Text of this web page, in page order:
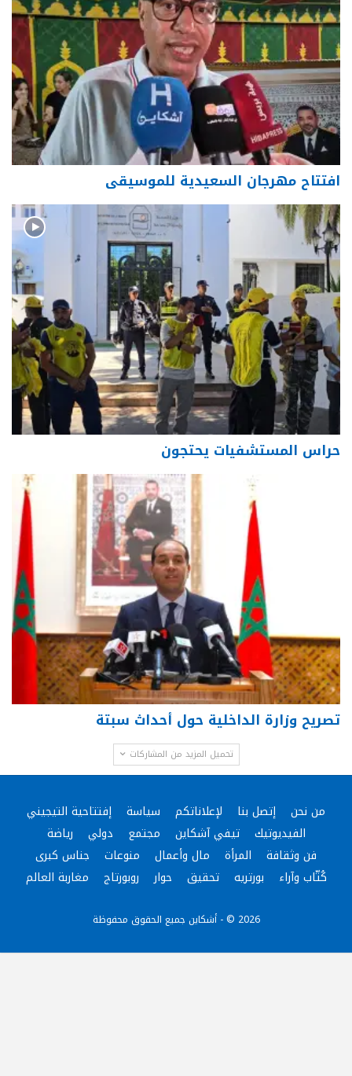
افتتاح مهرجان السعيدية للموسيقى
حراس المستشفيات يحتجون
تصريح وزارة الداخلية حول أحداث سبتة
تحميل المزيد من المشاركات
من نحن إتصل بنا لإعلاناتكم سياسة
إفتتاحية التيجيني
الفيديوتيك
تيفي آشكاين مجتمع دولي
رياضة
فن وثقافة
المرأة مال وأعمال منوعات
جناس كبرى
كُتّاب وآراء
بورتريه تحقيق حوار روبورتاج مغاربة العالم
2026 © - أشكاين جميع الحقوق محفوظة